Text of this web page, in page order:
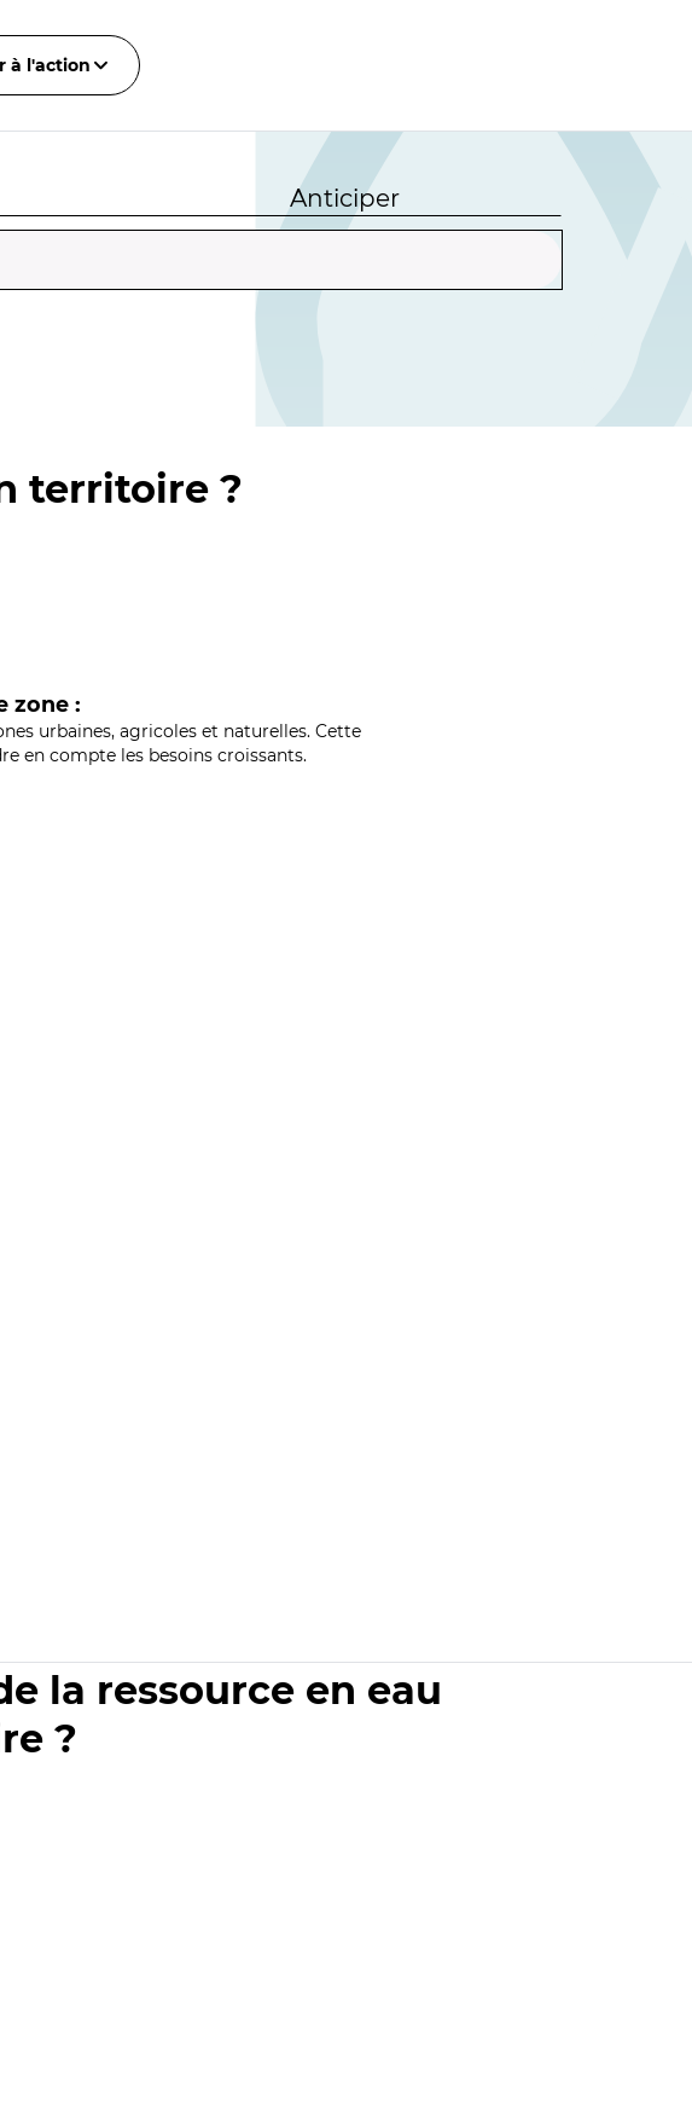
à l'action
Anticiper
territoire ?
zone :
urbaines, agricoles et naturelles. Cette
en compte les besoins croissants.
la ressource en eau
?